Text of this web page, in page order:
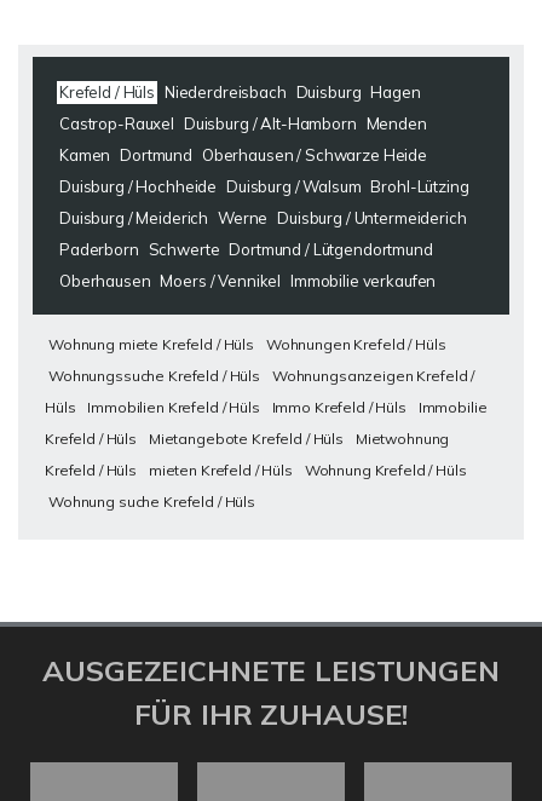
Krefeld / Hüls Niederdreisbach Duisburg Hagen
Castrop-Rauxel Duisburg / Alt-Hamborn Menden
Kamen Dortmund
Oberhausen / Schwarze Heide
Duisburg / Hochheide Duisburg / Walsum Brohl-Lützing
Duisburg / Meiderich Werne Duisburg / Untermeiderich
Paderborn
Schwerte Dortmund / Lütgendortmund
Oberhausen Moers / Vennikel Immobilie verkaufen
Wohnung miete Krefeld / Hüls
Wohnungen Krefeld / Hüls
Wohnungssuche Krefeld / Hüls
Wohnungsanzeigen Krefeld /
Hüls
Immobilien Krefeld / Hüls Immo Krefeld / Hüls
Immobilie
Krefeld / Hüls
Mietangebote Krefeld / Hüls
Mietwohnung
Krefeld / Hüls
mieten Krefeld / Hüls
Wohnung Krefeld / Hüls
Wohnung suche Krefeld / Hüls
AUSGEZEICHNETE LEISTUNGEN
FÜR IHR ZUHAUSE!